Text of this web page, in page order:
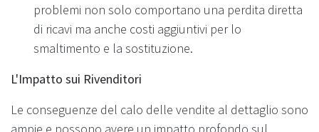
problemi non solo comportano una perdita diretta
di ricavi ma anche costi aggiuntivi per lo
smaltimento e la sostituzione.
L'Impatto sui Rivenditori
Le conseguenze del calo delle vendite al dettaglio sono
ampie e possono avere un impatto profondo sul